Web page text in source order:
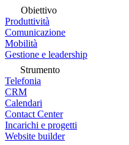
Obiettivo
Produttività
Comunicazione
Mobilità
Gestione e leadership
Strumento
Telefonia
CRM
Calendari
Contact Center
Incarichi e progetti
Website builder